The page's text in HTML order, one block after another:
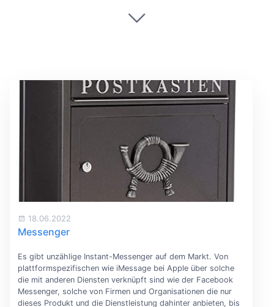
18.06.2022
Messenger
Es gibt unzählige Instant-Messenger auf dem Markt. Von
plattformspezifischen wie iMessage bei Apple über solche
die mit anderen Diensten verknüpft sind wie der Facebook
Messenger, solche von Firmen und Organisationen die nur
dieses Produkt und die Dienstleistung dahinter anbieten, bis